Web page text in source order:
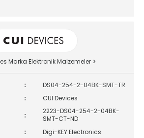
Marka Elektronik Malzemeler
: DS04-254-2-04BK-SMT-TR
: CUI Devices
:
2223-DS04-254-2-04BK-
SMT-CT-ND
: Digi-KEY Electronics